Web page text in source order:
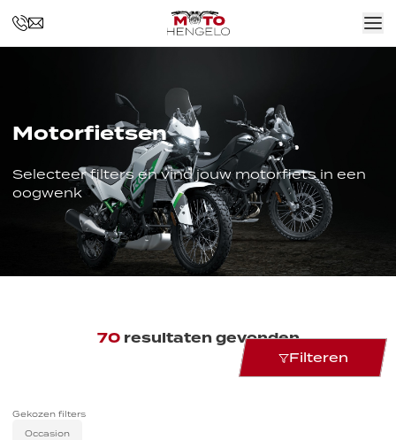
Motorfietsen
Selecteer filters en vind jouw motorfiets in een
oogwenk
70resultaten gevonden
Filteren
Gekozen filters
Occasion